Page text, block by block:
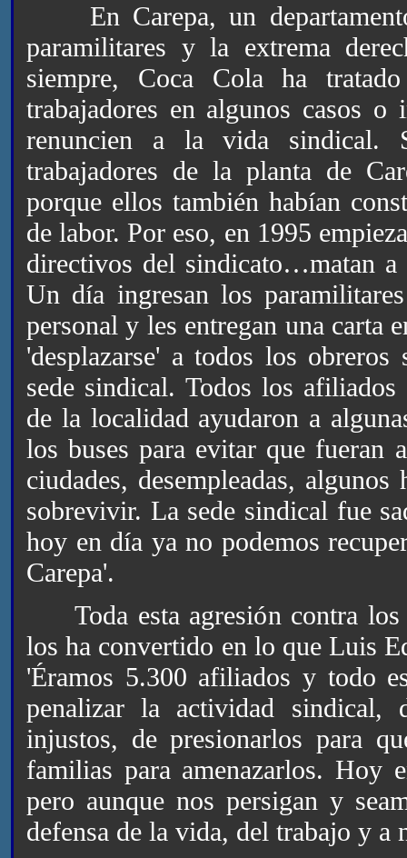
En Carepa, un
paramilitares y la extrema
siempre, Coca Cola ha
trabajadores en algunos casos
renuncien a la vida sindical.
trabajadores de la planta de
porque ellos también habían
de labor. Por eso, en 1995
directivos del sindicato…matan
Un día ingresan los
personal y les entregan una carta
'desplazarse' a todos los
sede sindical. Todos los
de la localidad ayudaron a
los buses para evitar que fueran
ciudades, desempleadas,
sobrevivir. La sede sindical fue
hoy en día ya no podemos
Carepa'.
Toda esta agresión contra los
los ha convertido en lo que Luis
'Éramos 5.300 afiliados y todo
penalizar la actividad sindical,
injustos, de presionarlos para
familias para amenazarlos. Hoy
pero aunque nos persigan y
defensa de la vida, del trabajo y a